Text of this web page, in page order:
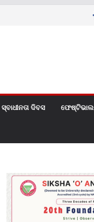
ସ୍ବାଧୀନତା ଦିବସ ଫେଷ୍ଟିଭାଲ